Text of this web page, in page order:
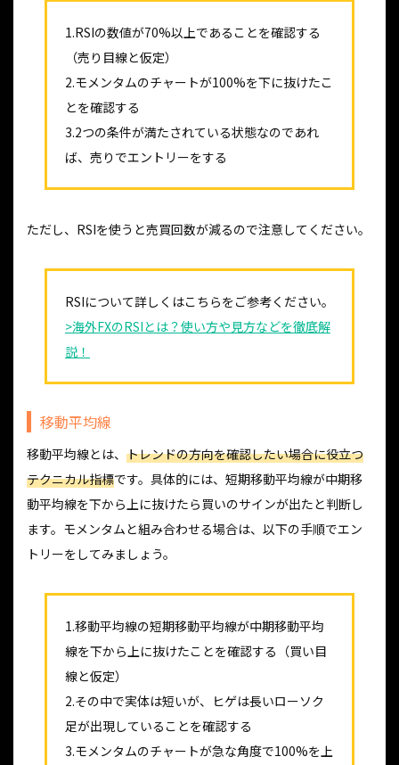
1.RSIの数値が70%以上であることを確認する
（売り目線と仮定）
2.モメンタムのチャートが100%を下に抜けたこ
とを確認する
3.2つの条件が満たされている状態なのであれ
ば、売りでエントリーをする
ただし、RSIを使うと売買回数が減るので注意してください。
RSIについて詳しくはこちらをご参考ください。
>海外FXのRSIとは？使い方や見方などを徹底解
説！
移動平均線
移動平均線とは、 トレンドの方向を確認したい場合に役立つ
テクニカル指標です。具体的には、短期移動平均線が中期移
動平均線を下から上に抜けたら買いのサインが出たと判断し
ます。モメンタムと組み合わせる場合は、以下の手順でエン
トリーをしてみましょう。
1.移動平均線の短期移動平均線が中期移動平均
線を下から上に抜けたことを確認する（買い目
線と仮定）
2.その中で実体は短いが、ヒゲは長いローソク
足が出現していることを確認する
3.モメンタムのチャートが急な角度で100%を上